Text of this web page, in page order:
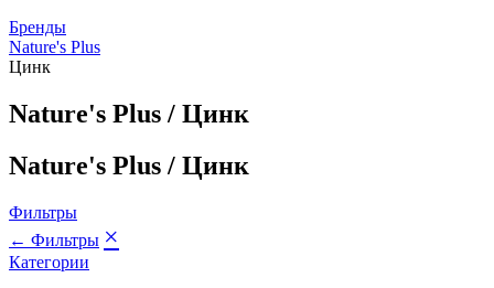
Бренды
Nature's Plus
Цинк
Nature's Plus / Цинк
Nature's Plus / Цинк
Фильтры
← Фильтры ×
Категории